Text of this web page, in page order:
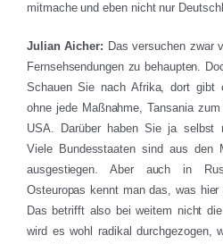
mitmache und eben nicht nur
Julian Aicher: Das versuchen zwar
Fernsehsendungen zu behaupten.
Schauen Sie nach Afrika, dort gibt
ohne jede Maßnahme, Tansania
USA. Darüber haben Sie ja selbst
Viele Bundesstaaten sind aus den
ausgestiegen. Aber auch in
Osteuropas kennt man das, was
Das betrifft also bei weitem nicht
wird es wohl radikal durchgezogen,